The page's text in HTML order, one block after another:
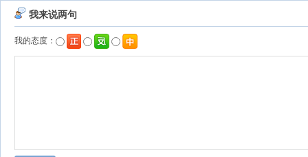
我来说两句
我的态度：